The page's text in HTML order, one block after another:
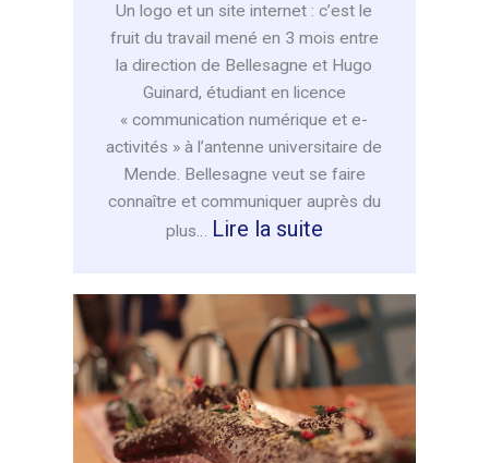
Un logo et un site internet : c’est le
fruit du travail mené en 3 mois entre
la direction de Bellesagne et Hugo
Guinard, étudiant en licence
« communication numérique et e-
activités » à l’antenne universitaire de
Mende. Bellesagne veut se faire
connaître et communiquer auprès du
plus… Lire la suite:
et
un
site
internet
pour
Bellesagne